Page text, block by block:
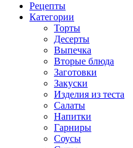
Рецепты
Категории
Торты
Десерты
Выпечка
Вторые блюда
Заготовки
Закуски
Изделия из теста
Салаты
Напитки
Гарниры
Соусы